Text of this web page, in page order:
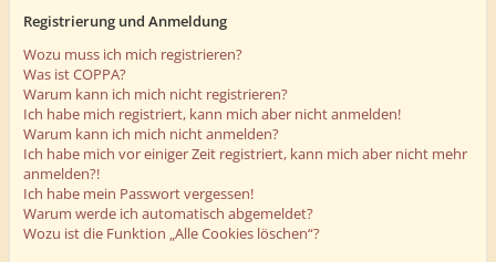
Registrierung und Anmeldung
Wozu muss ich mich registrieren?
Was ist COPPA?
Warum kann ich mich nicht registrieren?
Ich habe mich registriert, kann mich aber nicht anmelden!
Warum kann ich mich nicht anmelden?
Ich habe mich vor einiger Zeit registriert, kann mich aber nicht mehr
anmelden?!
Ich habe mein Passwort vergessen!
Warum werde ich automatisch abgemeldet?
Wozu ist die Funktion „Alle Cookies löschen“?